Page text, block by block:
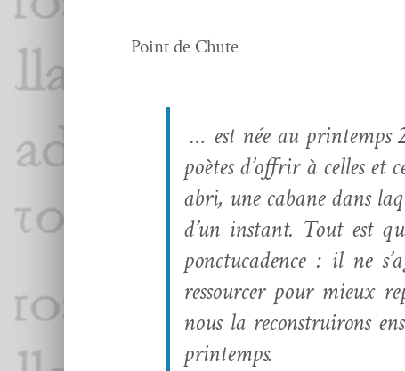
Point de Chute
… est née au print­emps
poètes d’offrir à celles
abri, une cabane dans
d’un instant. Tout est
ponc­tu­ca­dence : il ne
ressourcer pour mieux
nous la recon­stru­irons
printemps.